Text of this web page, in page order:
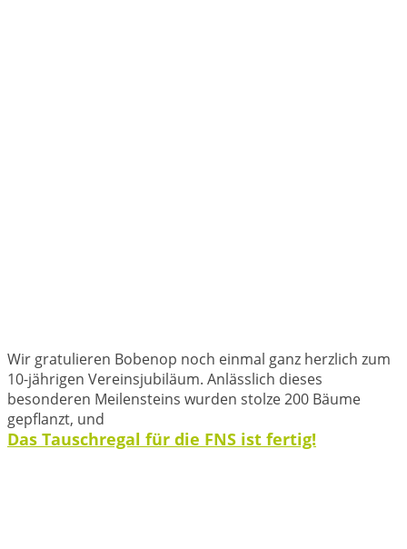
Wir gratulieren Bobenop noch einmal ganz herzlich zum
10-jährigen Vereinsjubiläum. Anlässlich dieses
besonderen Meilensteins wurden stolze 200 Bäume
gepflanzt, und
Das Tauschregal für die FNS ist fertig!